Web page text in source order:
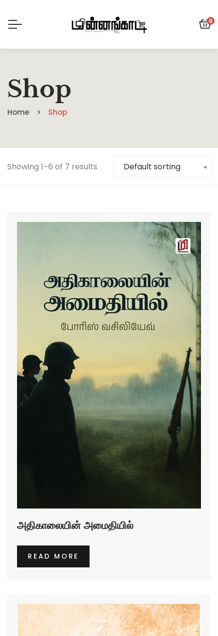
0
Shop
Home Shop
Showing 1–6 of 7 results Default sorting
அதிகாலையின் அமைதியில்
READ MORE